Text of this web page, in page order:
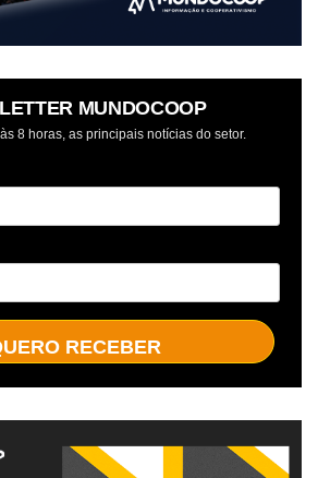
MUNDOCOOP
8 horas, as principais notícias do setor.
RECEBER